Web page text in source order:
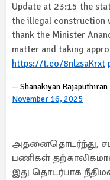
Update at 23:15 the
the illegal construction
thank the Minister
matter and taking
https://t.co/8nlzsaKrxt
— Shanakiyan Rajaputhiran
November 16, 2025
அதனைதொடர்ந்து,
பணிகள்
இது தொடர்பாக